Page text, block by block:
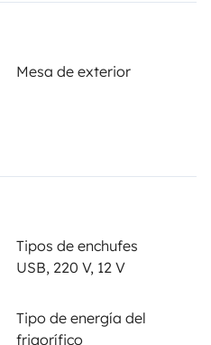
Mesa de exterior
Tipos de enchufes
USB, 220 V, 12 V
Tipo de energía del
frigorífico